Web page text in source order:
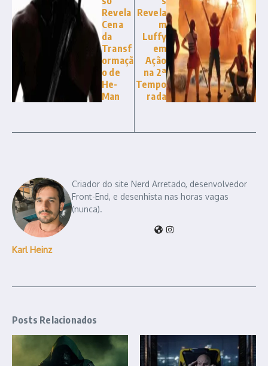
Revela
Cena
da
Transf
ormaçã
o de
He-
Man
Revela
m
Luffy
em
Ação
na 2ª
Tempo
rada
Karl Heinz
Criador do site Nerd Arretado, desenvolvedor
Front-End, e desenhista nas horas vagas
(nunca).
Posts Relacionados